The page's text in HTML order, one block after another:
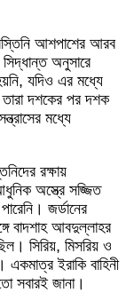
আশপাশের আরব
অনুসারে
যদিও এর মধ্যে
তারা দশকের পর দশক
মধ্যে
রক্ষায়
অস্ত্রে সজ্জিত
জর্ডানের
বাদশাহ আবদুল্লাহর
সিরিয়, মিসরিয় ও
একমাত্র ইরাকি বাহিনী
সবারই জানা।